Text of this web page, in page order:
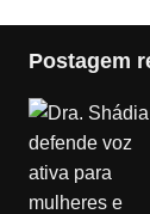
Postagem